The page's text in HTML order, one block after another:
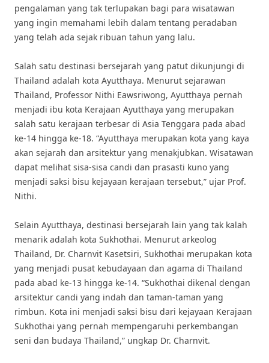
pengalaman yang tak terlupakan bagi para wisatawan
yang ingin memahami lebih dalam tentang peradaban
yang telah ada sejak ribuan tahun yang lalu.
Salah satu destinasi bersejarah yang patut dikunjungi di
Thailand adalah kota Ayutthaya. Menurut sejarawan
Thailand, Professor Nithi Eawsriwong, Ayutthaya pernah
menjadi ibu kota Kerajaan Ayutthaya yang merupakan
salah satu kerajaan terbesar di Asia Tenggara pada abad
ke-14 hingga ke-18. “Ayutthaya merupakan kota yang kaya
akan sejarah dan arsitektur yang menakjubkan. Wisatawan
dapat melihat sisa-sisa candi dan prasasti kuno yang
menjadi saksi bisu kejayaan kerajaan tersebut,” ujar Prof.
Nithi.
Selain Ayutthaya, destinasi bersejarah lain yang tak kalah
menarik adalah kota Sukhothai. Menurut arkeolog
Thailand, Dr. Charnvit Kasetsiri, Sukhothai merupakan kota
yang menjadi pusat kebudayaan dan agama di Thailand
pada abad ke-13 hingga ke-14. “Sukhothai dikenal dengan
arsitektur candi yang indah dan taman-taman yang
rimbun. Kota ini menjadi saksi bisu dari kejayaan Kerajaan
Sukhothai yang pernah mempengaruhi perkembangan
seni dan budaya Thailand,” ungkap Dr. Charnvit.